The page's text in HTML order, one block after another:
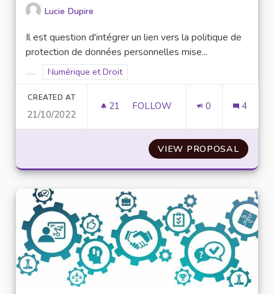
Lucie Dupire
Il est question d'intégrer un lien vers la politique de
protection de données personnelles mise...
Filter results for category:
Filter results for scope: Numérique et Droit
Numérique et Droit
CREATED AT
21/10/2022
21 21 FOLLOWERS
FOLLOW 0 4
VIEW PROPOSAL